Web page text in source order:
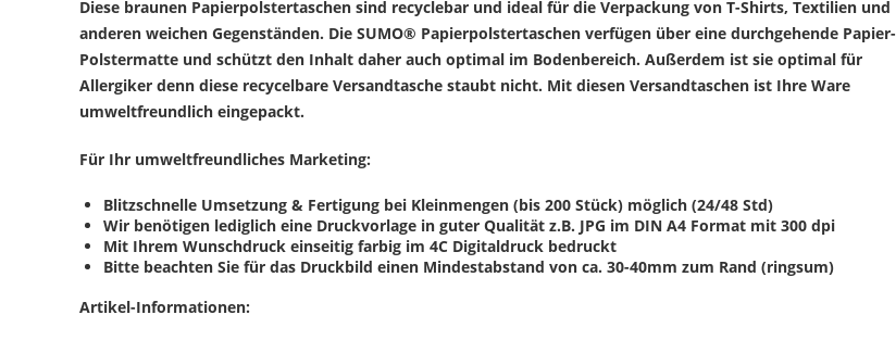
Diese braunen Papierpolstertaschen sind recyclebar und ideal für die Verpackung von T-Shirts, Textilien und
anderen weichen Gegenständen. Die SUMO® Papierpolstertaschen verfügen über eine durchgehende Papier-
Polstermatte und schützt den Inhalt daher auch optimal im Bodenbereich. Außerdem ist sie optimal für
Allergiker denn diese recycelbare Versandtasche staubt nicht. Mit diesen Versandtaschen ist Ihre Ware
umweltfreundlich eingepackt.
Für Ihr umweltfreundliches Marketing:
Blitzschnelle Umsetzung & Fertigung bei Kleinmengen (bis 200 Stück) möglich (24/48 Std)
Wir benötigen lediglich eine Druckvorlage in guter Qualität z.B. JPG im DIN A4 Format mit 300 dpi
Mit Ihrem Wunschdruck einseitig farbig im 4C Digitaldruck bedruckt
Bitte beachten Sie für das Druckbild einen Mindestabstand von ca. 30-40mm zum Rand (ringsum)
Artikel-Informationen: